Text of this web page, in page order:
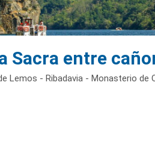
Sacra entre
Lemos - Ribadavia - Monasterio de